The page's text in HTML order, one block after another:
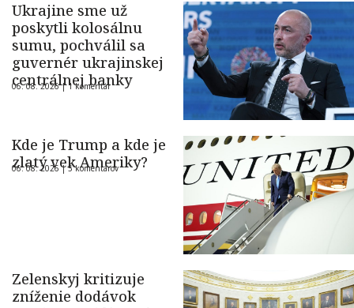
Ukrajine sme už
poskytli kolosálnu
sumu, pochválil sa
guvernér ukrajinskej
centrálnej banky
06. 08. 2026 |1 komentár
Kde je Trump a kde je
zlatý vek Ameriky?
06. 08. 2026 |5 komentárov
Zelenskyj kritizuje
zníženie dodávok